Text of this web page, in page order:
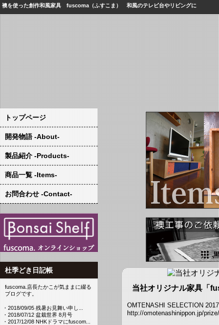
襖を使った創作和風家具 fuscoma（ふすこま） 和風のテレビ台やリビングに
トップページ
開発物語 -About-
製品紹介 -Products-
商品一覧 -Items-
お問合わせ -Contact-
杜季どき日記帳
fuscoma.店長たかこが気ままに綴る
ブログです。
・2018/09/05 残暑お見舞い申し...
・2018/07/12 盆栽世界 8月号
・2017/12/08 NHKドラマにfuscom...
当社オリジナル家具「
OMTENASHI SELECTION
http://omotenashinippon.jp/